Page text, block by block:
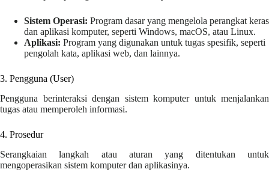
Sistem Operasi: Program dasar yang mengelola perangkat keras
dan aplikasi komputer, seperti Windows, macOS, atau Linux.
Aplikasi: Program yang digunakan untuk tugas spesifik, seperti
pengolah kata, aplikasi web, dan lainnya.
3. Pengguna (User)
Pengguna berinteraksi dengan sistem komputer untuk menjalankan
tugas atau memperoleh informasi.
4. Prosedur
Serangkaian langkah atau aturan yang ditentukan untuk
mengoperasikan sistem komputer dan aplikasinya.